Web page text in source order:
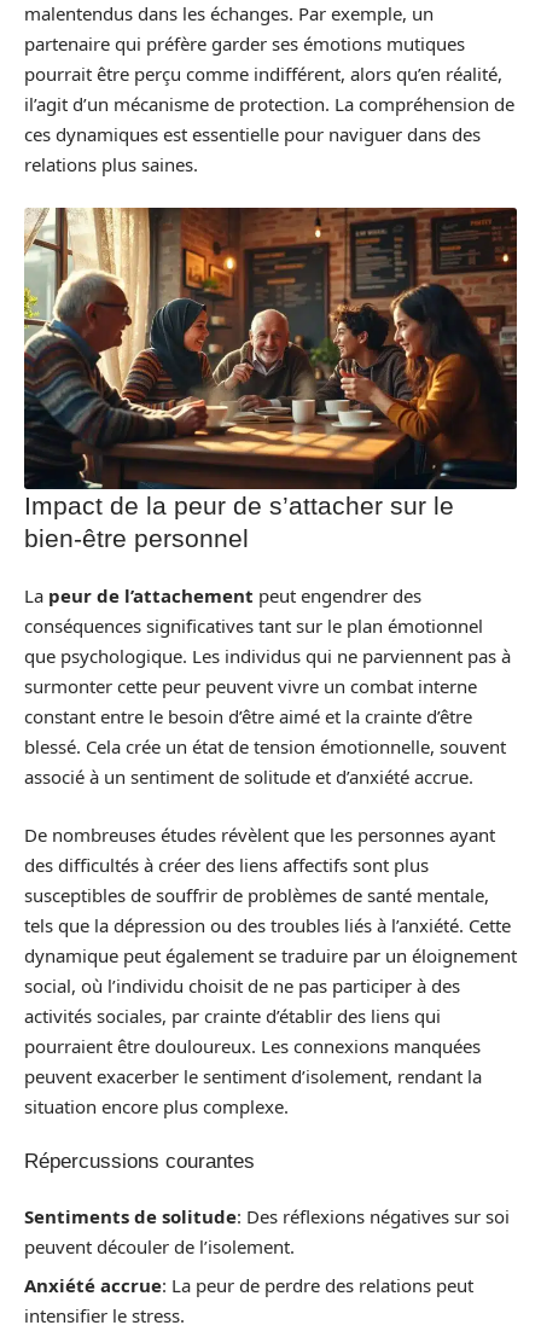
malentendus dans les échanges. Par exemple, un
partenaire qui préfère garder ses émotions mutiques
pourrait être perçu comme indifférent, alors qu’en réalité,
il’agit d’un mécanisme de protection. La compréhension de
ces dynamiques est essentielle pour naviguer dans des
relations plus saines.
Impact de la peur de s’attacher sur le
bien-être personnel
La peur de l’attachement peut engendrer des
conséquences significatives tant sur le plan émotionnel
que psychologique. Les individus qui ne parviennent pas à
surmonter cette peur peuvent vivre un combat interne
constant entre le besoin d’être aimé et la crainte d’être
blessé. Cela crée un état de tension émotionnelle, souvent
associé à un sentiment de solitude et d’anxiété accrue.
De nombreuses études révèlent que les personnes ayant
des difficultés à créer des liens affectifs sont plus
susceptibles de souffrir de problèmes de santé mentale,
tels que la dépression ou des troubles liés à l’anxiété. Cette
dynamique peut également se traduire par un éloignement
social, où l’individu choisit de ne pas participer à des
activités sociales, par crainte d’établir des liens qui
pourraient être douloureux. Les connexions manquées
peuvent exacerber le sentiment d’isolement, rendant la
situation encore plus complexe.
Répercussions courantes
Sentiments de solitude: Des réflexions négatives sur soi
peuvent découler de l’isolement.
Anxiété accrue: La peur de perdre des relations peut
intensifier le stress.